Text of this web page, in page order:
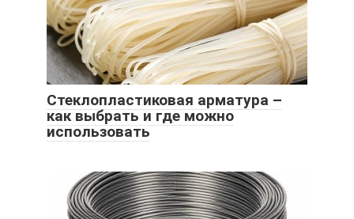
Стеклопластиковая арматура –
как выбрать и где можно
использовать